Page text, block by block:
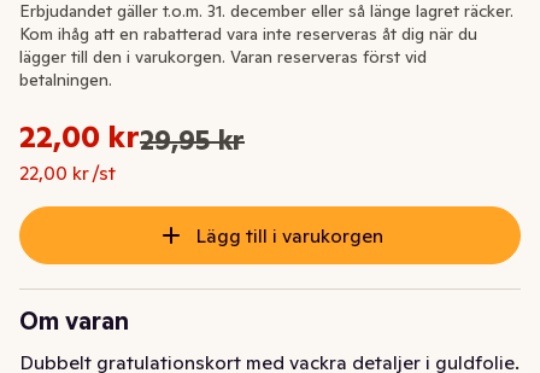
Ursprungspriset var: 29,95 kr
Nuvarande pris är: 22,00 kr
22,00 kr29,95 kr
22,00 kr /st
Styckpris: 22,00 kr /st
Erbjudandet gäller t.o.m. 31. december eller så länge lagret räcker.
Kom ihåg att en rabatterad vara inte reserveras åt dig när du
lägger till den i varukorgen. Varan reserveras först vid
betalningen.
Lägg till i varukorgen
Om varan
Dubbelt gratulationskort med vackra detaljer i guldfolie.